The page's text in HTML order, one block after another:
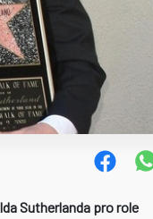
Sutherlanda pro role